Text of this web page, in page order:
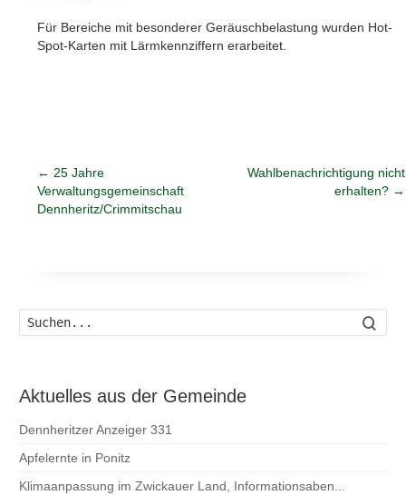
Für Bereiche mit besonderer Geräuschbelastung wurden Hot-
Spot-Karten mit Lärmkennziffern erarbeitet.
← 25 Jahre
Verwaltungsgemeinschaft
Dennheritz/Crimmitschau
Wahlbenachrichtigung nicht
erhalten? →
Aktuelles aus der Gemeinde
Dennheritzer Anzeiger 331
Apfelernte in Ponitz
Klimaanpassung im Zwickauer Land, Informationsaben...